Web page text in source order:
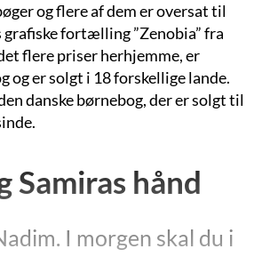
og flere af dem er oversat til
grafiske fortælling ”Zenobia” fra
flere priser herhjemme, er
og er solgt i 18 forskellige lande.
danske børnebog, der er solgt til
Samiras hånd
I morgen skal du i